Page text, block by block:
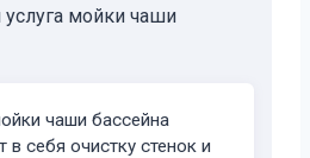
мойки чаши
чаши бассейна
в себя очистку стенок и